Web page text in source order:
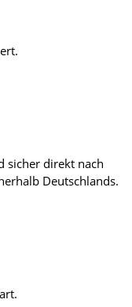
sicher direkt nach
Deutschlands.